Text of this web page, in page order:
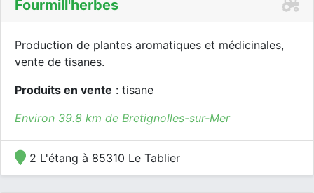
Fourmill'herbes
Production de plantes aromatiques et médicinales,
vente de tisanes.
Produits en vente : tisane
Environ 39.8 km de Bretignolles-sur-Mer
2 L'étang à 85310 Le Tablier